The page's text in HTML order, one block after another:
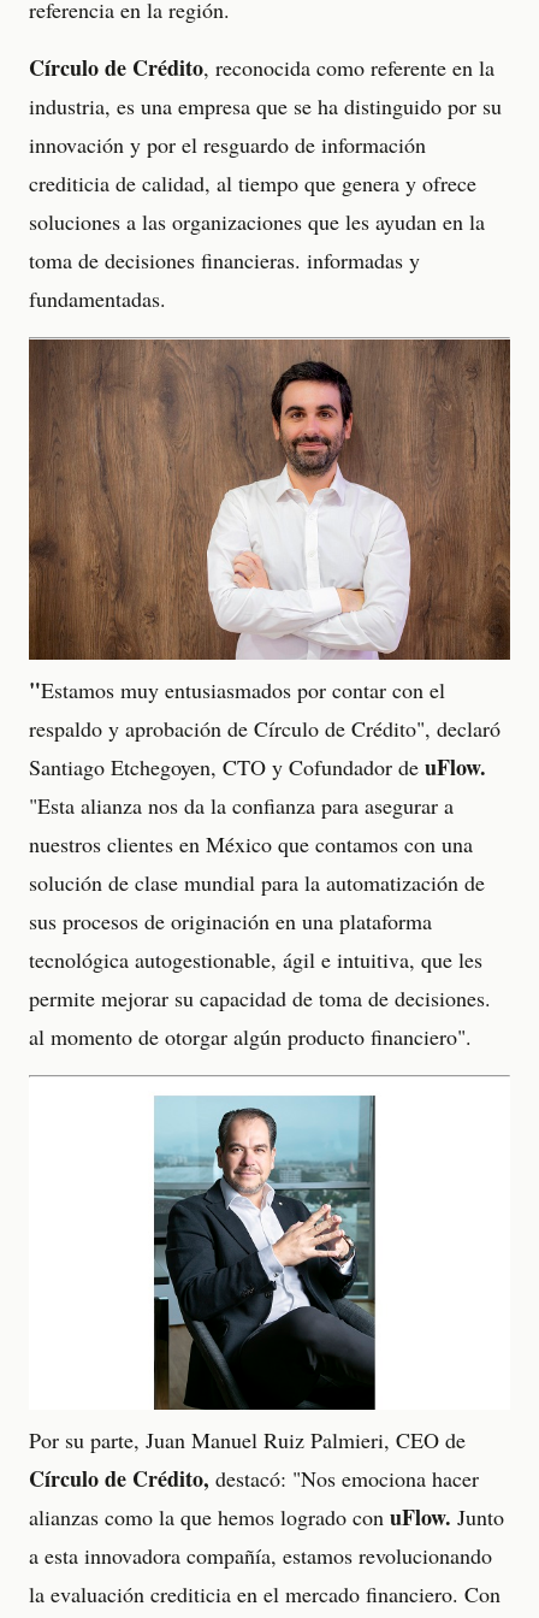
referencia en la región.
Círculo de Crédito, reconocida como referente en la
industria, es una empresa que se ha distinguido por su
innovación y por el resguardo de información
crediticia de calidad, al tiempo que genera y ofrece
soluciones a las organizaciones que les ayudan en la
toma de decisiones financieras. informadas y
fundamentadas.
"Estamos muy entusiasmados por contar con el
respaldo y aprobación de Círculo de Crédito", declaró
Santiago Etchegoyen, CTO y Cofundador de uFlow.
"Esta alianza nos da la confianza para asegurar a
nuestros clientes en México que contamos con una
solución de clase mundial para la automatización de
sus procesos de originación en una plataforma
tecnológica autogestionable, ágil e intuitiva, que les
permite mejorar su capacidad de toma de decisiones.
al momento de otorgar algún producto financiero".
Por su parte, Juan Manuel Ruiz Palmieri, CEO de
Círculo de Crédito, destacó: "Nos emociona hacer
alianzas como la que hemos logrado con uFlow. Junto
a esta innovadora compañía, estamos revolucionando
la evaluación crediticia en el mercado financiero. Con